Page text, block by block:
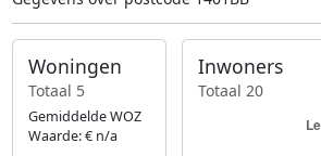
Woningen
Totaal 5
Gemiddelde WOZ
Waarde: € n/a
Inwoners
Totaal 20